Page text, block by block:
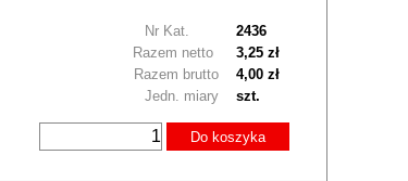
Nr Kat. 2436
Razem brutto 4,00 zł
Razem netto 3,25 zł
Jedn. miary szt.
Do koszyka